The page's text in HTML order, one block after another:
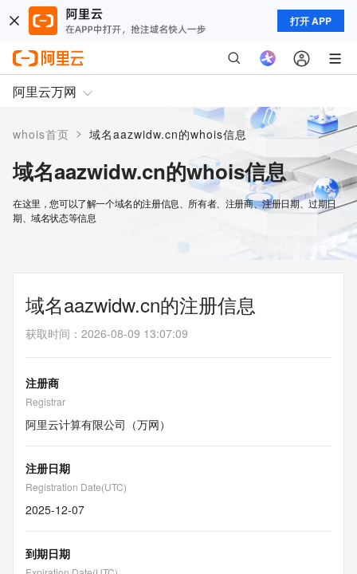
打开 APP
阿里云万网
whois首页 > 域名aazwidw.cn的whois信息
域名aazwidw.cn的whois信息
在这里，您可以了解一个域名的注册信息、所有者、注册商、注册日期、过期日
期、域名状态等信息
域名aazwidw.cn的注册信息
获取时间 ： 2026-08-09 13:07:09
注册商
Registrar
阿里云计算有限公司（万网）
注册日期
Registration Date(UTC)
2025-12-07
到期日期